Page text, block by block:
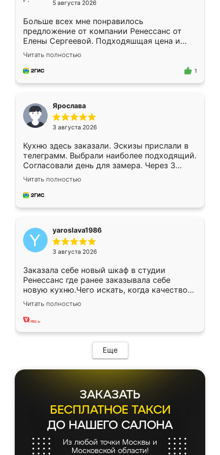
5 августа 2026
Больше всех мне понравилось
предложение от компании Ренессанс от
Елены Сергеевой. Подходяшщая цена и
короткие сроки изготовления. Приехавший
для замера сотрудник Владислав
предложил по моему эскизу самый
Читать полностью
1
Ярослава
3 августа 2026
Кухню здесь заказали. Эскизы прислали в
телеграмм. Выбрали наиболее подходящий.
Согласовали день для замера. Через 3
недели кухня была уже готова. Остались
довольны работой. Спасибо Ренессанс
мебель за качественную работу!
Читать полностью
yaroslava1986
3 августа 2026
Заказала себе новый шкаф в студии
Ренессанс где ранее заказывала себе
новую кухню.Чего искать, когда качеством
вполне довольна. Служит кухня уже почти
два года, нареканий нет.
Читать полностью
Еще
ЗАКАЗАТЬ
БЕСПЛАТНОЕ ТАКСИ
ДО НАШЕГО САЛОНА
Из любой точки Москвы и
Московской области!